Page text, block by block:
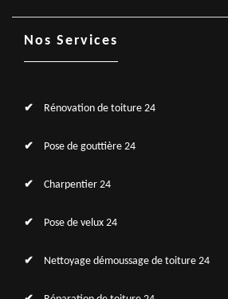
Nos Services
Rénovation de toiture 24
Pose de gouttière 24
Charpentier 24
Pose de velux 24
Nettoyage démoussage de toiture 24